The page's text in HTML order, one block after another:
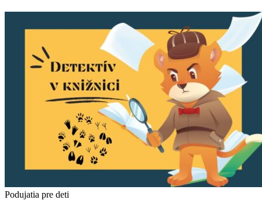
Podujatia pre deti